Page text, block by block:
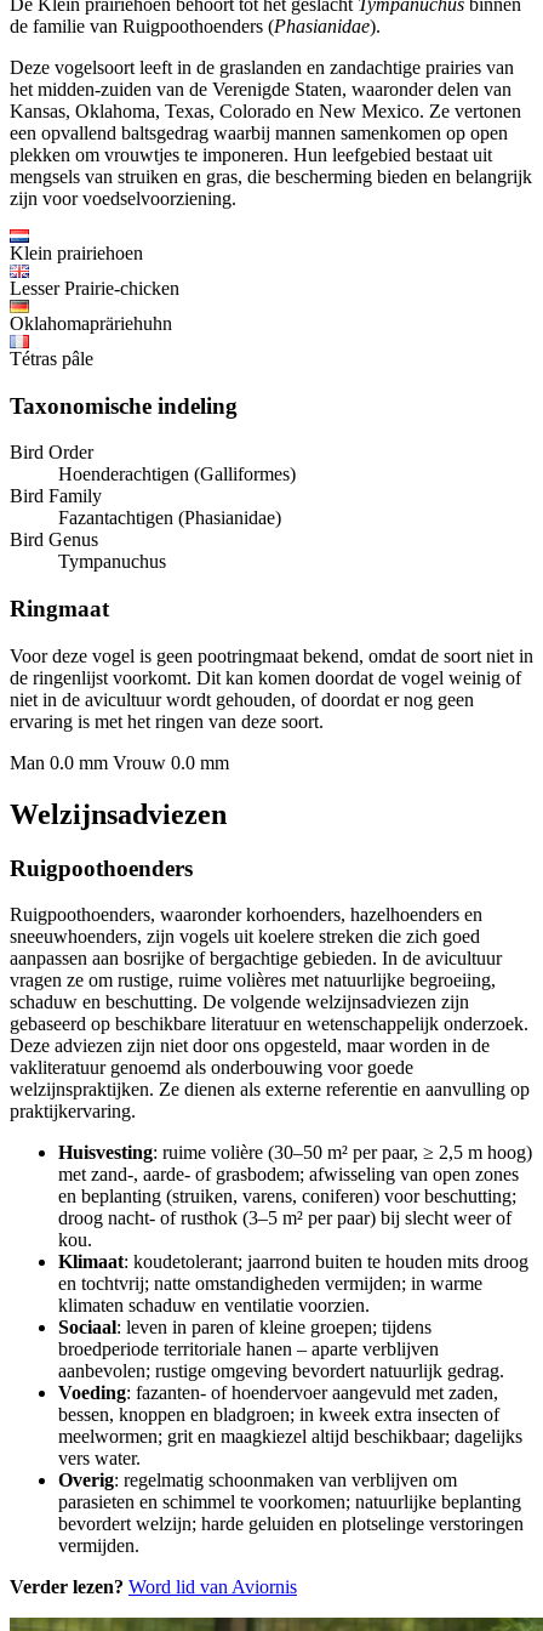
De Klein prairiehoen behoort tot het geslacht Tympanuchus binnen
de familie van Ruigpoothoenders (Phasianidae).
Deze vogelsoort leeft in de graslanden en zandachtige prairies van
het midden-zuiden van de Verenigde Staten, waaronder delen van
Kansas, Oklahoma, Texas, Colorado en New Mexico. Ze vertonen
een opvallend baltsgedrag waarbij mannen samenkomen op open
plekken om vrouwtjes te imponeren. Hun leefgebied bestaat uit
mengsels van struiken en gras, die bescherming bieden en belangrijk
zijn voor voedselvoorziening.
Klein prairiehoen
Lesser Prairie-chicken
Oklahomapräriehuhn
Tétras pâle
Taxonomische indeling
Bird Order
Hoenderachtigen (Galliformes)
Bird Family
Fazantachtigen (Phasianidae)
Bird Genus
Tympanuchus
Ringmaat
Voor deze vogel is geen pootringmaat bekend, omdat de soort niet in
de ringenlijst voorkomt. Dit kan komen doordat de vogel weinig of
niet in de avicultuur wordt gehouden, of doordat er nog geen
ervaring is met het ringen van deze soort.
Man 0.0 mm Vrouw 0.0 mm
Welzijnsadviezen
Ruigpoothoenders
Ruigpoothoenders, waaronder korhoenders, hazelhoenders en
sneeuwhoenders, zijn vogels uit koelere streken die zich goed
aanpassen aan bosrijke of bergachtige gebieden. In de avicultuur
vragen ze om rustige, ruime volières met natuurlijke begroeiing,
schaduw en beschutting. De volgende welzijnsadviezen zijn
gebaseerd op beschikbare literatuur en wetenschappelijk onderzoek.
Deze adviezen zijn niet door ons opgesteld, maar worden in de
vakliteratuur genoemd als onderbouwing voor goede
welzijnspraktijken. Ze dienen als externe referentie en aanvulling op
praktijkervaring.
Huisvesting: ruime volière (30–50 m² per paar, ≥ 2,5 m hoog)
met zand-, aarde- of grasbodem; afwisseling van open zones
en beplanting (struiken, varens, coniferen) voor beschutting;
droog nacht- of rusthok (3–5 m² per paar) bij slecht weer of
kou.
Klimaat: koudetolerant; jaarrond buiten te houden mits droog
en tochtvrij; natte omstandigheden vermijden; in warme
klimaten schaduw en ventilatie voorzien.
Sociaal: leven in paren of kleine groepen; tijdens
broedperiode territoriale hanen – aparte verblijven
aanbevolen; rustige omgeving bevordert natuurlijk gedrag.
Voeding: fazanten- of hoendervoer aangevuld met zaden,
bessen, knoppen en bladgroen; in kweek extra insecten of
meelwormen; grit en maagkiezel altijd beschikbaar; dagelijks
vers water.
Overig: regelmatig schoonmaken van verblijven om
parasieten en schimmel te voorkomen; natuurlijke beplanting
bevordert welzijn; harde geluiden en plotselinge verstoringen
vermijden.
Verder lezen? Word lid van Aviornis